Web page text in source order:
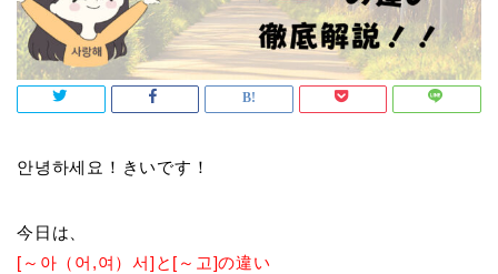
안녕하세요！きいです！
今日は、
[～아（어,여）서]と[～고]の違い